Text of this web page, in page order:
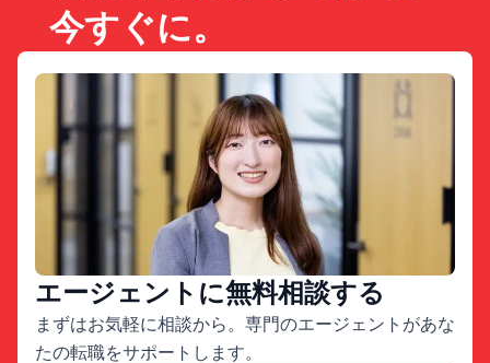
今すぐに。
エージェントに無料相談する
まずはお気軽に相談から。専門のエージェントがあな
たの転職をサポートします。